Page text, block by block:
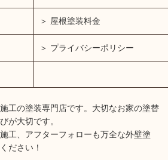
屋根塗装料金
プライバシーポリシー
工の塗装専門店です。大切なお家の塗替
が大切です。
工、アフターフォローも万全な外壁塗
ださい！